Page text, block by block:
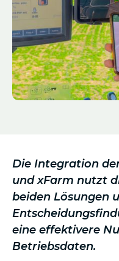
Die Integration
und xFarm nutzt
beiden Lösungen
eine effektivere
Betriebsdaten.